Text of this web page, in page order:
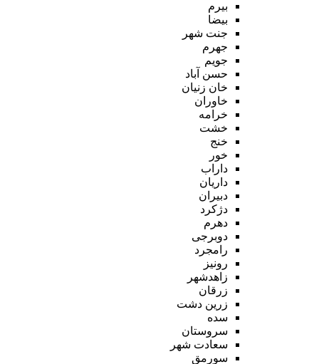
بیرم
بیضا
جنت شهر
جهرم
جویم
حسن آباد
خان زنیان
خاوران
خرامه
خشت
خنج
خور
داراب
داریان
دبیران
دژکرد
دهرم
دوبرجی
رامجرد
رونیز
زاهدشهر
زرقان
زرین دشت
سده
سروستان
سعادت شهر
سورمق